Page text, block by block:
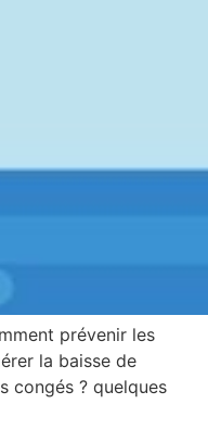
prévenir les
la baisse de
congés ? quelques